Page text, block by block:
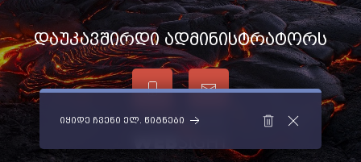
იყიდე ჩვენი ელ. წიგნები
დაუკავშირდი ადმინისტრატორს
საიტი დაამზადა